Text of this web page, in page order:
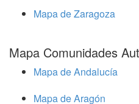
Mapa de Zaragoza
Mapa Comunidades
Mapa de Andalucía
Mapa de Aragón